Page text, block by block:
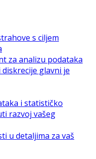
s ciljem
za analizu podataka
glavni je
i statističko
razvoj vašeg
u detaljima za vaš